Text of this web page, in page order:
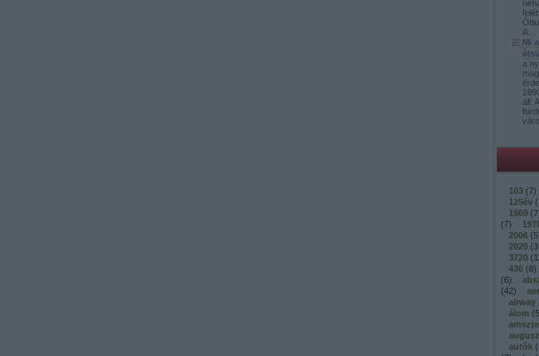
A...
Mi
a
áll:
103 (7)
125év (
1969 (7
(7)
2006 (5
2020 (
3720 (
436 (8)
(6)
(42)
airway
álom (5
autók (